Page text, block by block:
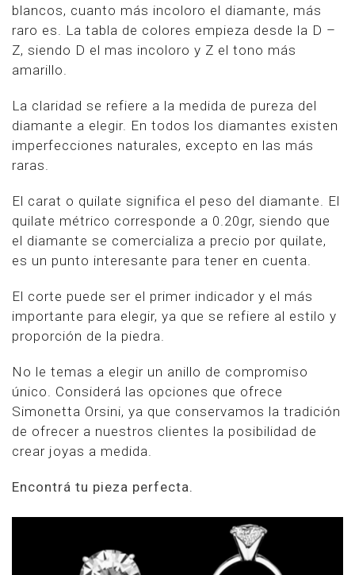
blancos, cuanto más incoloro el diamante, más
raro es. La tabla de colores empieza desde la D –
Z, siendo D el mas incoloro y Z el tono más
amarillo.
La claridad se refiere a la medida de pureza del
diamante a elegir. En todos los diamantes existen
imperfecciones naturales, excepto en las más
raras.
El carat o quilate significa el peso del diamante. El
quilate métrico corresponde a 0.20gr, siendo que
el diamante se comercializa a precio por quilate,
es un punto interesante para tener en cuenta.
El corte puede ser el primer indicador y el más
importante para elegir, ya que se refiere al estilo y
proporción de la piedra.
No le temas a elegir un anillo de compromiso
único. Considerá las opciones que ofrece
Simonetta Orsini, ya que conservamos la tradición
de ofrecer a nuestros clientes la posibilidad de
crear joyas a medida.
Encontrá tu pieza perfecta.